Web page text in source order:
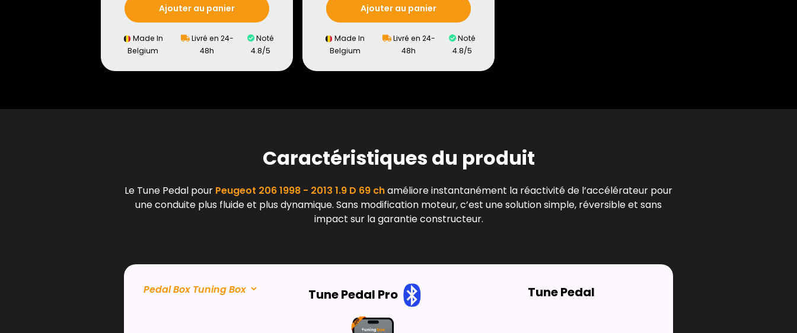
Ajouter au panier
Made In
Belgium
Livré en 24-
48h
Noté
4.8/5
Ajouter au panier
Made In
Belgium
Livré en 24-
48h
Noté
4.8/5
Caractéristiques du produit
Le Tune Pedal pour Peugeot 206 1998 - 2013 1.9 D 69 chaméliore instantanément la réactivité de l’accélérateur pour
une conduite plus fluide et plus dynamique. Sans modification moteur, c’est une solution simple, réversible et sans
impact sur la garantie constructeur.
Tune Pedal Pro Tune Pedal